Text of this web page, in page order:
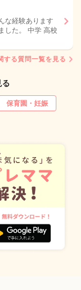
な経験あります
した。 中学 高校
する質問一覧を見る
る
保育園・妊娠